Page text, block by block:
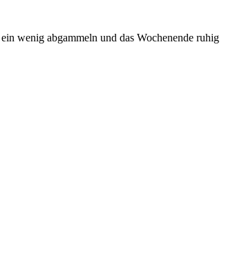
wenig abgammeln und das Wochenende ruhig